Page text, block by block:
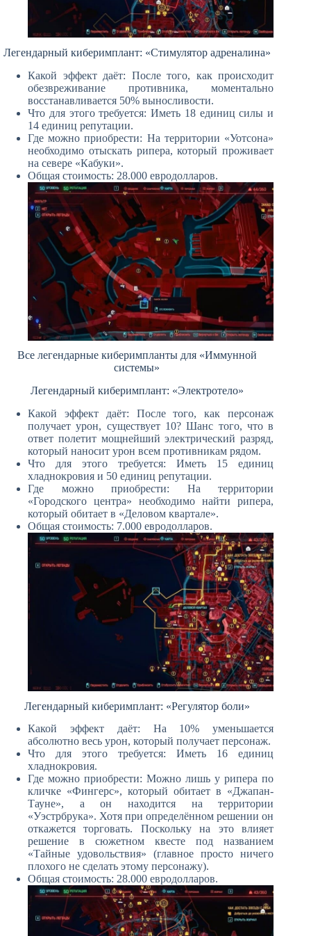
Легендарный киберимплант: «Стимулятор адреналина»
Какой эффект даёт: После того, как происходит
обезвреживание противника, моментально
восстанавливается 50% выносливости.
Что для этого требуется: Иметь 18 единиц силы и
14 единиц репутации.
Где можно приобрести: На территории «Уотсона»
необходимо отыскать рипера, который проживает
на севере «Кабуки».
Общая стоимость: 28.000 евродолларов.
Все легендарные киберимпланты для «Иммунной
системы»
Легендарный киберимплант: «Электротело»
Какой эффект даёт: После того, как персонаж
получает урон, существует 10? Шанс того, что в
ответ полетит мощнейший электрический разряд,
который наносит урон всем противникам рядом.
Что для этого требуется: Иметь 15 единиц
хладнокровия и 50 единиц репутации.
Где можно приобрести: На территории
«Городского центра» необходимо найти рипера,
который обитает в «Деловом квартале».
Общая стоимость: 7.000 евродолларов.
Легендарный киберимплант: «Регулятор боли»
Какой эффект даёт: На 10% уменьшается
абсолютно весь урон, который получает персонаж.
Что для этого требуется: Иметь 16 единиц
хладнокровия.
Где можно приобрести: Можно лишь у рипера по
кличке «Фингерс», который обитает в «Джапан-
Тауне», а он находится на территории
«Уэстрбрука». Хотя при определённом решении он
откажется торговать. Поскольку на это влияет
решение в сюжетном квесте под названием
«Тайные удовольствия» (главное просто ничего
плохого не сделать этому персонажу).
Общая стоимость: 28.000 евродолларов.